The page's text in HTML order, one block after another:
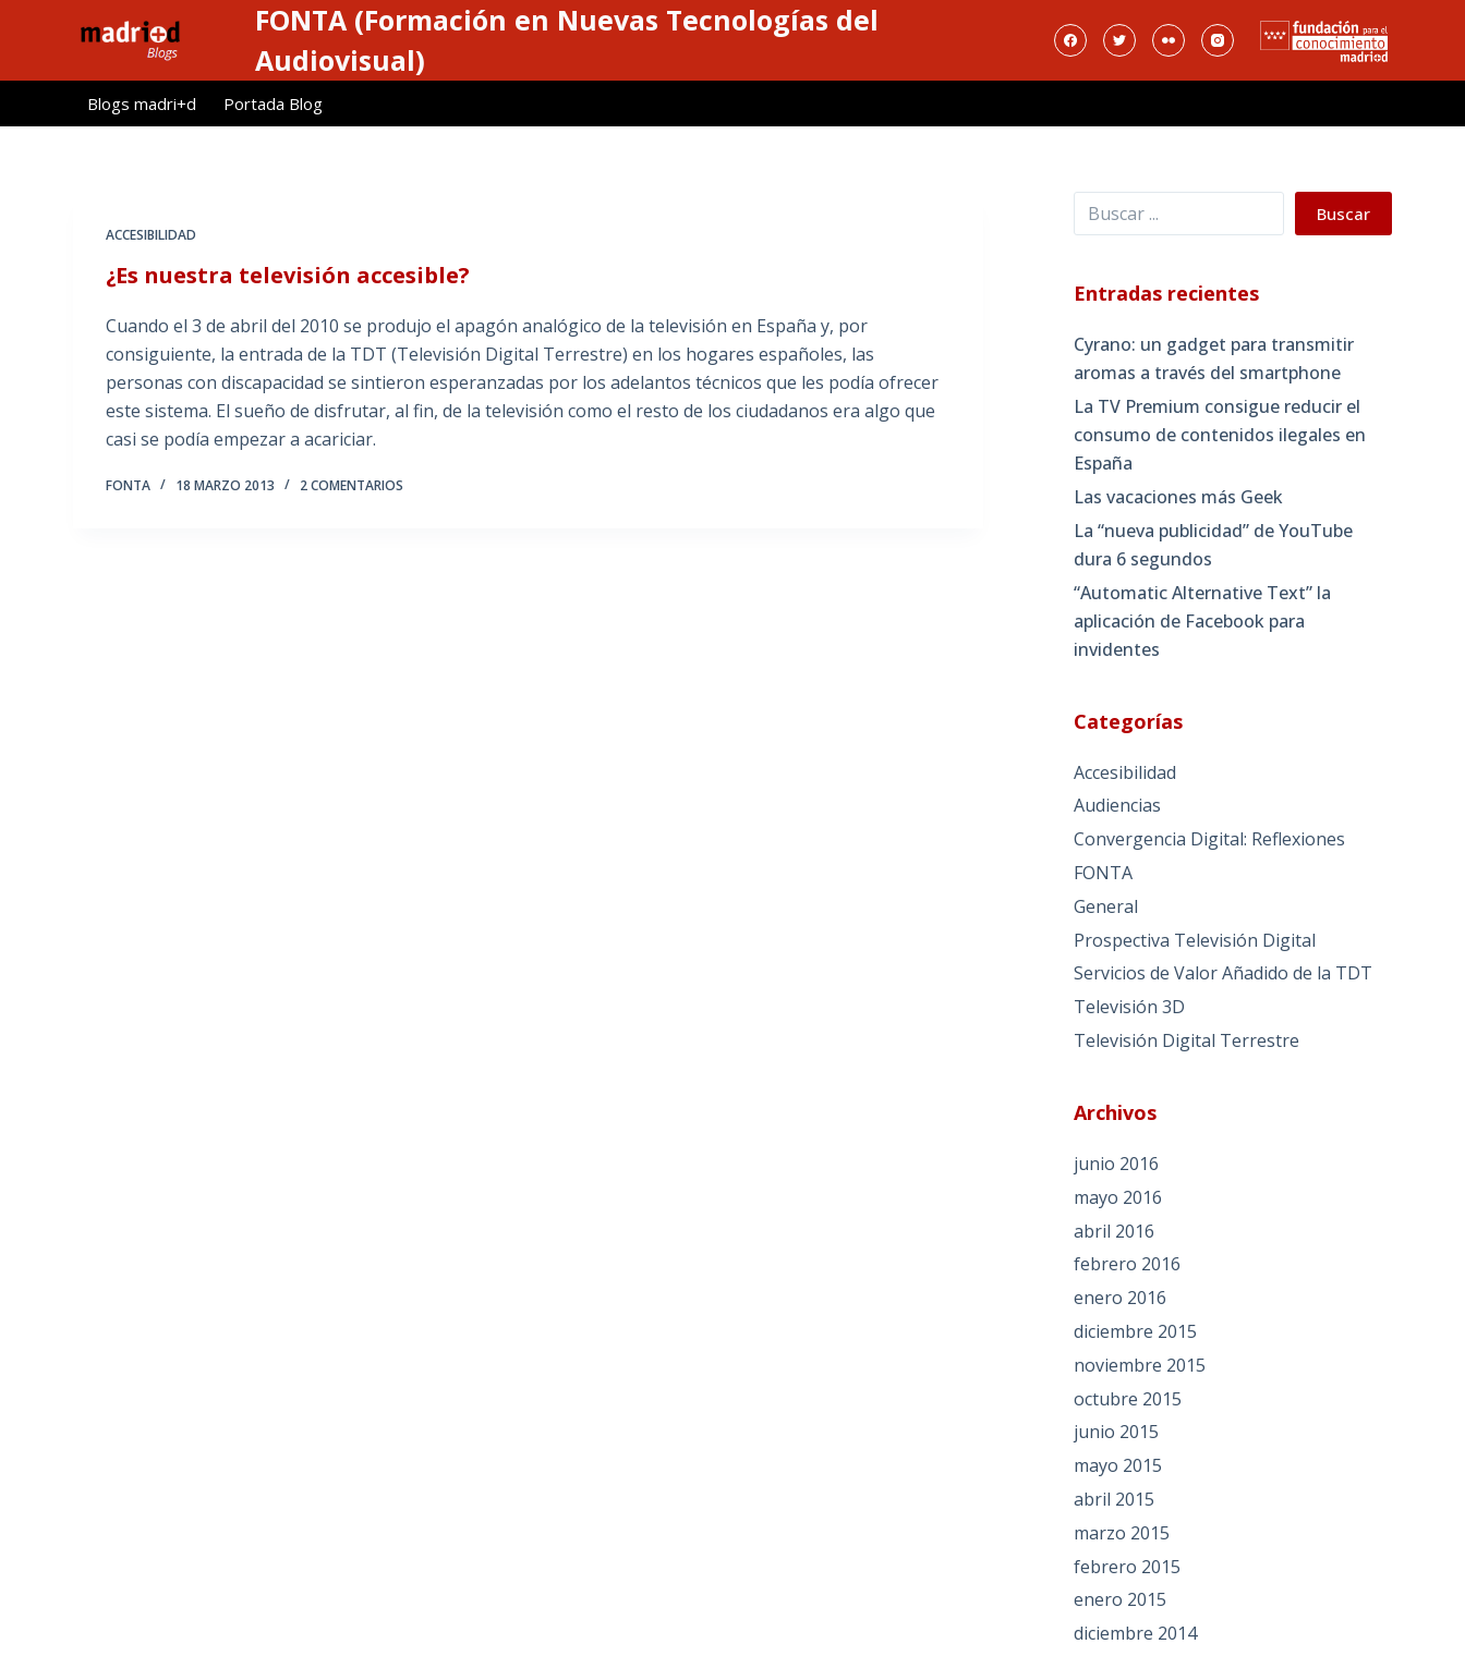
l
FONTA (Formación en Nuevas Tecnologías del
Audiovisual)
Blogs madri+d Portada Blog
ACCESIBILIDAD
¿Es nuestra televisión accesible?
Cuando el 3 de abril del 2010 se produjo el apagón analógico de la televisión en España y, por
consiguiente, la entrada de la TDT (Televisión Digital Terrestre) en los hogares españoles, las
personas con discapacidad se sintieron esperanzadas por los adelantos técnicos que les podía ofrecer
este sistema. El sueño de disfrutar, al fin, de la televisión como el resto de los ciudadanos era algo que
casi se podía empezar a acariciar.
FONTA 18 MARZO 2013 2 COMENTARIOS
Buscar Buscar
Entradas recientes
Cyrano: un gadget para transmitir
aromas a través del smartphone
La TV Premium consigue reducir el
consumo de contenidos ilegales en
España
Las vacaciones más Geek
La “nueva publicidad” de YouTube
dura 6 segundos
“Automatic Alternative Text” la
aplicación de Facebook para
invidentes
Categorías
Accesibilidad
Audiencias
Convergencia Digital: Reflexiones
FONTA
General
Prospectiva Televisión Digital
Servicios de Valor Añadido de la TDT
Televisión 3D
Televisión Digital Terrestre
Archivos
junio 2016
mayo 2016
abril 2016
febrero 2016
enero 2016
diciembre 2015
noviembre 2015
octubre 2015
junio 2015
mayo 2015
abril 2015
marzo 2015
febrero 2015
enero 2015
diciembre 2014